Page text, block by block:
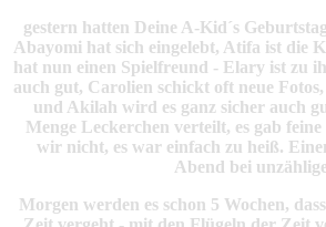
gestern hatten Deine A-Kid´s
Abayomi hat sich eingelebt, Atifa ist die
hat nun einen Spielfreund - Elary ist zu
auch gut, Carolien schickt oft neue
und Akilah wird es ganz sicher auch
Menge Leckerchen verteilt, es gab
wir nicht, es war einfach zu heiß.
Abend bei
Morgen werden es schon 5 Wochen,